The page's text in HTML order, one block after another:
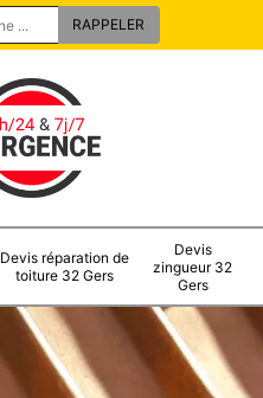
Devis réparation de
toiture 32 Gers
Devis
zingueur 32
Gers